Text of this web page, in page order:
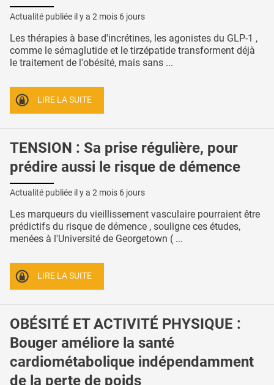
Actualité publiée il y a 2 mois 6 jours
Les thérapies à base d'incrétines, les agonistes du GLP-1 ,
comme le sémaglutide et le tirzépatide transforment déjà
le traitement de l'obésité, mais sans ...
LIRE LA SUITE
TENSION : Sa prise régulière, pour
prédire aussi le risque de démence
Actualité publiée il y a 2 mois 6 jours
Les marqueurs du vieillissement vasculaire pourraient être
prédictifs du risque de démence , souligne ces études,
menées à l'Université de Georgetown ( ...
LIRE LA SUITE
OBÉSITÉ ET ACTIVITÉ PHYSIQUE :
Bouger améliore la santé
cardiométabolique indépendamment
de la perte de poids